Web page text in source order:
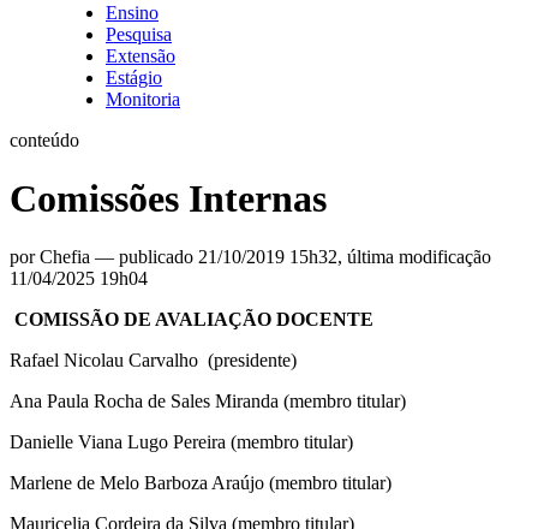
Ensino
Pesquisa
Extensão
Estágio
Monitoria
conteúdo
Comissões Internas
porChefia — publicado 21/10/2019 15h32, última modificação
11/04/2025 19h04
COMISSÃO DE AVALIAÇÃO DOCENTE
Rafael Nicolau Carvalho (presidente)
Ana Paula Rocha de Sales Miranda (membro titular)
Danielle Viana Lugo Pereira (membro titular)
Marlene de Melo Barboza Araújo (membro titular)
Mauricelia Cordeira da Silva (membro titular)